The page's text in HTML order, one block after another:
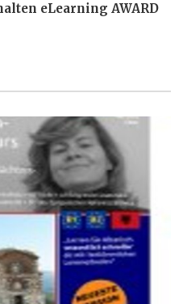
eLearning AWARD